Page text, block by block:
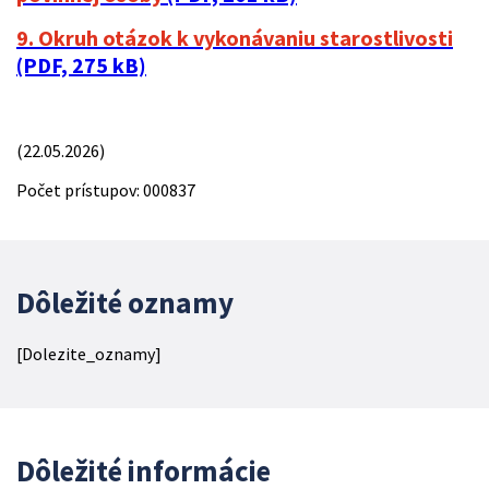
9. Okruh otázok k vykonávaniu starostlivosti
(PDF, 275 kB)
(22.05.2026)
Počet prístupov: 000837
Dôležité oznamy
[Dolezite_oznamy]
Dôležité informácie